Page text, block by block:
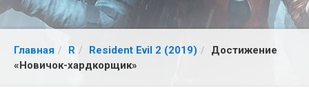
Главная R Resident Evil 2 (2019)
Достижение
«Новичок-хардкорщик»